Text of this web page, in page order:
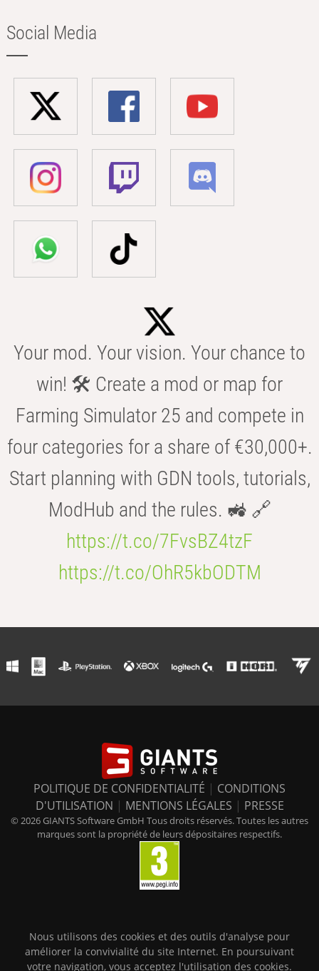
Social Media
Your mod. Your vision. Your chance to
win! 🛠️ Create a mod or map for
Farming Simulator 25 and compete in
four categories for a share of €30,000+.
Start planning with GDN tools, tutorials,
ModHub and the rules. 🚜 🔗
https://t.co/7FvsBZ4tzF
https://t.co/OhR5kbODTM
POLITIQUE DE CONFIDENTIALITÉ | CONDITIONS
D'UTILISATION | MENTIONS LÉGALES | PRESSE
© 2026 GIANTS Software GmbH Tous droits réservés. Toutes les autres
marques sont la propriété de leurs dépositaires respectifs.
Nous utilisons des cookies et des outils d'analyse pour
améliorer la convivialité du site Internet. En poursuivant
votre navigation, vous acceptez l'utilisation des cookies.